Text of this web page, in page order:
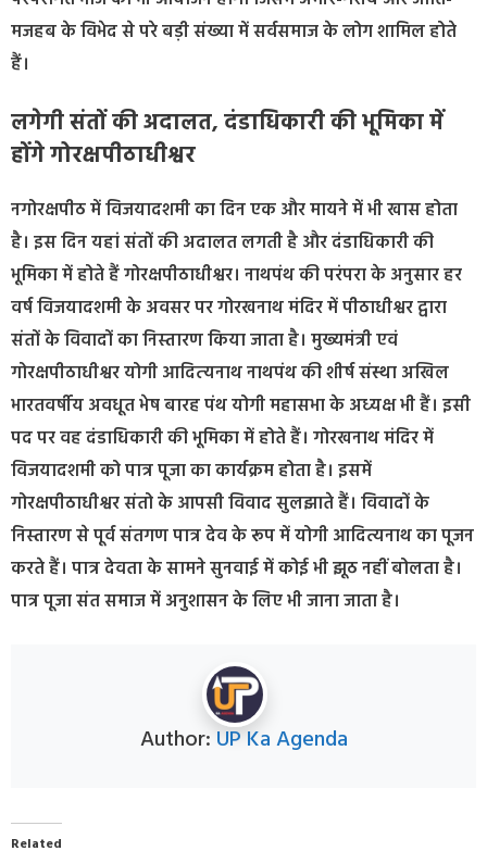
मजहब के विभेद से परे बड़ी संख्या में सर्वसमाज के लोग शामिल होते
हैं।
लगेगी संतों की अदालत, दंडाधिकारी की भूमिका में
होंगे गोरक्षपीठाधीश्वर
नगोरक्षपीठ में विजयादशमी का दिन एक और मायने में भी खास होता
है। इस दिन यहां संतों की अदालत लगती है और दंडाधिकारी की
भूमिका में होते हैं गोरक्षपीठाधीश्वर। नाथपंथ की परंपरा के अनुसार हर
वर्ष विजयादशमी के अवसर पर गोरखनाथ मंदिर में पीठाधीश्वर द्वारा
संतों के विवादों का निस्तारण किया जाता है। मुख्यमंत्री एवं
गोरक्षपीठाधीश्वर योगी आदित्‍यनाथ नाथपंथ की शीर्ष संस्था अखिल
भारतवर्षीय अवधूत भेष बारह पंथ योगी महासभा के अध्‍यक्ष भी हैं। इसी
पद पर वह दंडाधिकारी की भूमिका में होते हैं। गोरखनाथ मंदिर में
विजयादशमी को पात्र पूजा का कार्यक्रम होता है। इसमें
गोरक्षपीठाधीश्वर संतो के आपसी विवाद सुलझाते हैं। विवादों के
निस्तारण से पूर्व संतगण पात्र देव के रूप में योगी आदित्यनाथ का पूजन
करते हैं। पात्र देवता के सामने सुनवाई में कोई भी झूठ नहीं बोलता है।
पात्र पूजा संत समाज में अनुशासन के लिए भी जाना जाता है।
Author: UP Ka Agenda
Related